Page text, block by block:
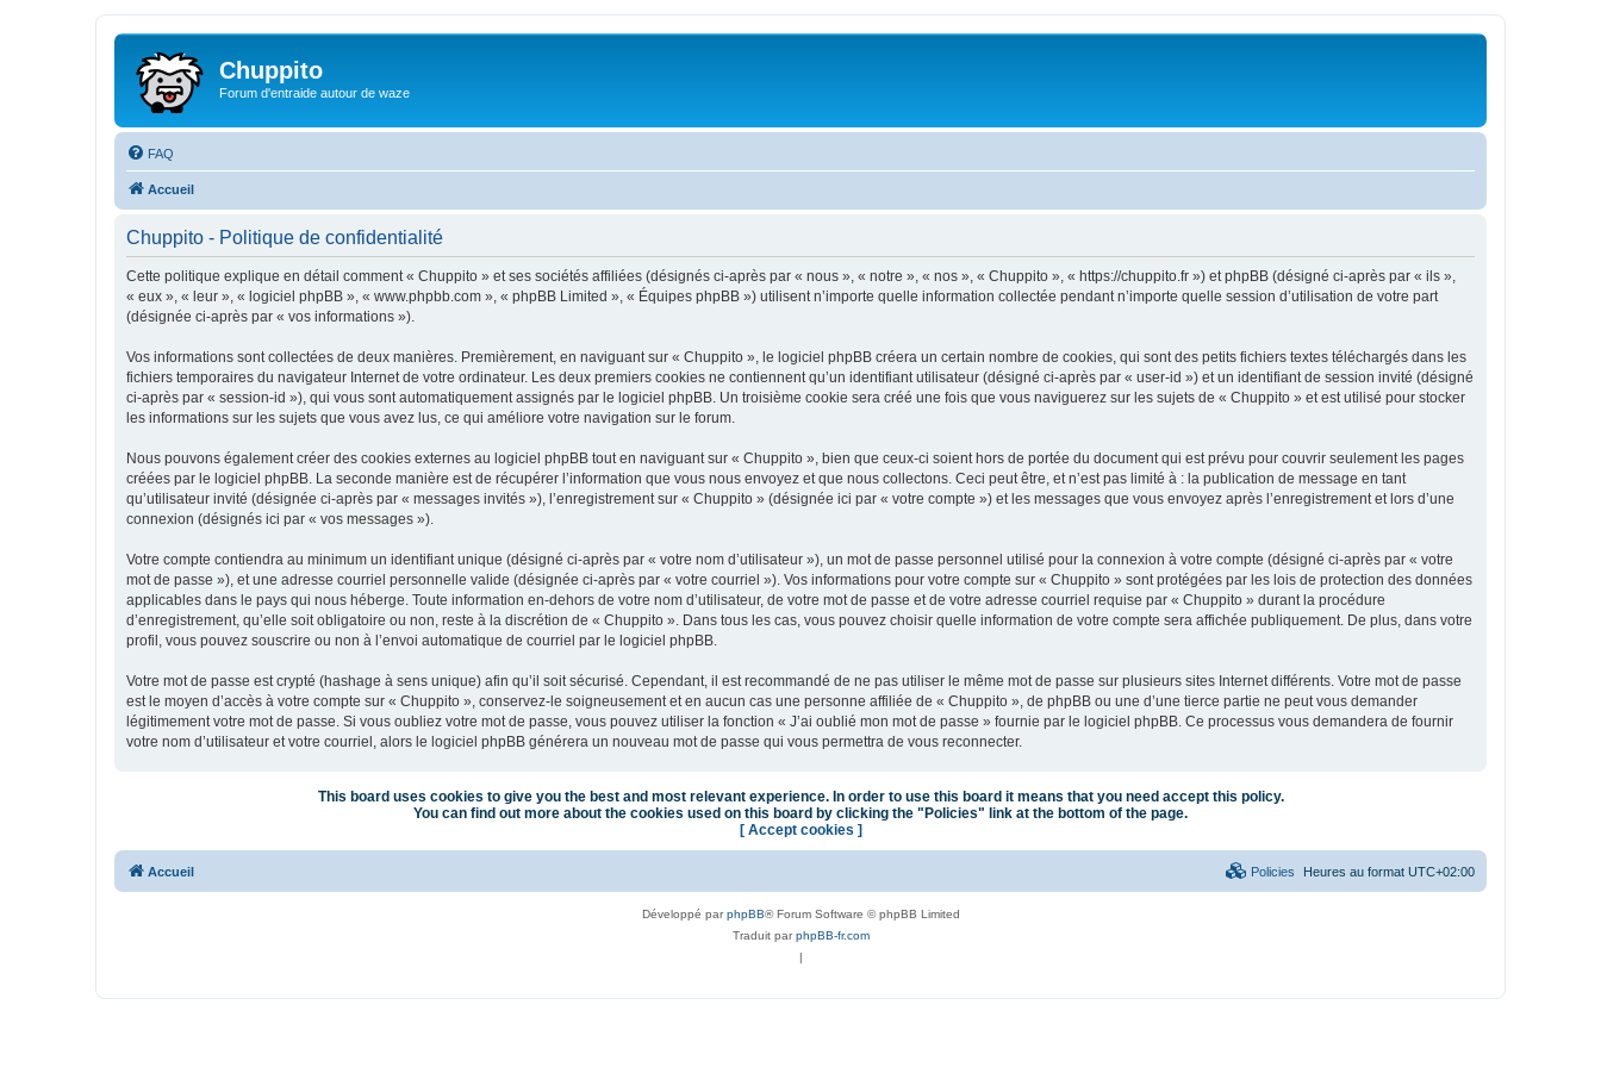
Chuppito
Forum d'entraide autour de waze
FAQ
Accueil
Chuppito - Politique de confidentialité
Cette politique explique en détail comment « Chuppito » et ses sociétés affiliées (désignés ci-après par « nous », « notre », « nos », « Chuppito », « https://chuppito.fr ») et phpBB (désigné ci-après par « ils »,
« eux », « leur », « logiciel phpBB », « www.phpbb.com », « phpBB Limited », « Équipes phpBB ») utilisent n’importe quelle information collectée pendant n’importe quelle session d’utilisation de votre part
(désignée ci-après par « vos informations »).
Vos informations sont collectées de deux manières. Premièrement, en naviguant sur « Chuppito », le logiciel phpBB créera un certain nombre de cookies, qui sont des petits fichiers textes téléchargés dans les
fichiers temporaires du navigateur Internet de votre ordinateur. Les deux premiers cookies ne contiennent qu’un identifiant utilisateur (désigné ci-après par « user-id ») et un identifiant de session invité (désigné
ci-après par « session-id »), qui vous sont automatiquement assignés par le logiciel phpBB. Un troisième cookie sera créé une fois que vous naviguerez sur les sujets de « Chuppito » et est utilisé pour stocker
les informations sur les sujets que vous avez lus, ce qui améliore votre navigation sur le forum.
Nous pouvons également créer des cookies externes au logiciel phpBB tout en naviguant sur « Chuppito », bien que ceux-ci soient hors de portée du document qui est prévu pour couvrir seulement les pages
créées par le logiciel phpBB. La seconde manière est de récupérer l’information que vous nous envoyez et que nous collectons. Ceci peut être, et n’est pas limité à : la publication de message en tant
qu’utilisateur invité (désignée ci-après par « messages invités »), l’enregistrement sur « Chuppito » (désignée ici par « votre compte ») et les messages que vous envoyez après l’enregistrement et lors d’une
connexion (désignés ici par « vos messages »).
Votre compte contiendra au minimum un identifiant unique (désigné ci-après par « votre nom d’utilisateur »), un mot de passe personnel utilisé pour la connexion à votre compte (désigné ci-après par « votre
mot de passe »), et une adresse courriel personnelle valide (désignée ci-après par « votre courriel »). Vos informations pour votre compte sur « Chuppito » sont protégées par les lois de protection des données
applicables dans le pays qui nous héberge. Toute information en-dehors de votre nom d’utilisateur, de votre mot de passe et de votre adresse courriel requise par « Chuppito » durant la procédure
d’enregistrement, qu’elle soit obligatoire ou non, reste à la discrétion de « Chuppito ». Dans tous les cas, vous pouvez choisir quelle information de votre compte sera affichée publiquement. De plus, dans votre
profil, vous pouvez souscrire ou non à l’envoi automatique de courriel par le logiciel phpBB.
Votre mot de passe est crypté (hashage à sens unique) afin qu’il soit sécurisé. Cependant, il est recommandé de ne pas utiliser le même mot de passe sur plusieurs sites Internet différents. Votre mot de passe
est le moyen d’accès à votre compte sur « Chuppito », conservez-le soigneusement et en aucun cas une personne affiliée de « Chuppito », de phpBB ou une d’une tierce partie ne peut vous demander
légitimement votre mot de passe. Si vous oubliez votre mot de passe, vous pouvez utiliser la fonction « J’ai oublié mon mot de passe » fournie par le logiciel phpBB. Ce processus vous demandera de fournir
votre nom d’utilisateur et votre courriel, alors le logiciel phpBB générera un nouveau mot de passe qui vous permettra de vous reconnecter.
This board uses cookies to give you the best and most relevant experience. In order to use this board it means that you need accept this policy.
You can find out more about the cookies used on this board by clicking the "Policies" link at the bottom of the page.
[ Accept cookies ]
Accueil Heures au format UTC+02:00
Policies
Développé parphpBB® Forum Software © phpBB Limited
Traduit parphpBB-fr.com
|